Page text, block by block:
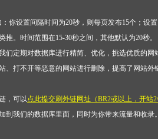
：你设置间隔时间为20秒，则每页发布15个；设置
推。时间范围在15-30秒之间，其他默认为20秒
们定期对数据库进行精简、优化，挑选优质的网
、打不开等恶意的网站进行删除，提高了网站外
，可以点此提交刷外链网址（BR2或以上，开站
到我们的数据库里面，同时为你带来流量和收录